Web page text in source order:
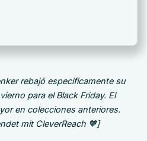
rebajó específicamente su
para el Black Friday. El
en colecciones anteriores.
mit CleverReach 🧡]